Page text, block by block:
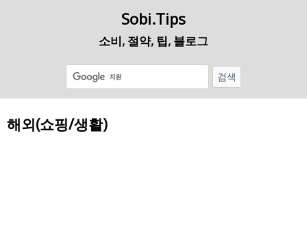
Sobi.Tips
소비, 절약, 팁, 블로그
해외(쇼핑/생활)